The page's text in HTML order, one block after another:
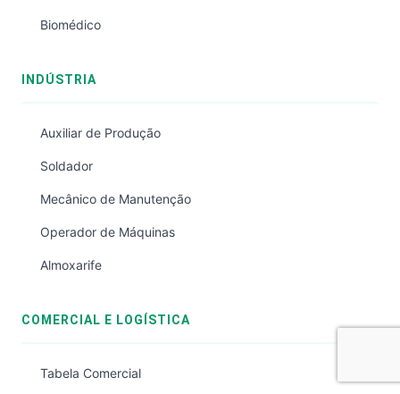
Biomédico
INDÚSTRIA
Auxiliar de Produção
Soldador
Mecânico de Manutenção
Operador de Máquinas
Almoxarife
COMERCIAL E LOGÍSTICA
Tabela Comercial